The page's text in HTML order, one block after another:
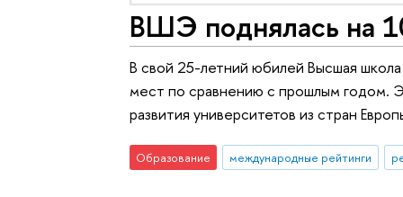
ВШЭ поднялась на
В свой 25-летний юбилей Высшая школа
мест по сравнению с прошлым годом.
развития университетов из стран
Образование международные рейтинги